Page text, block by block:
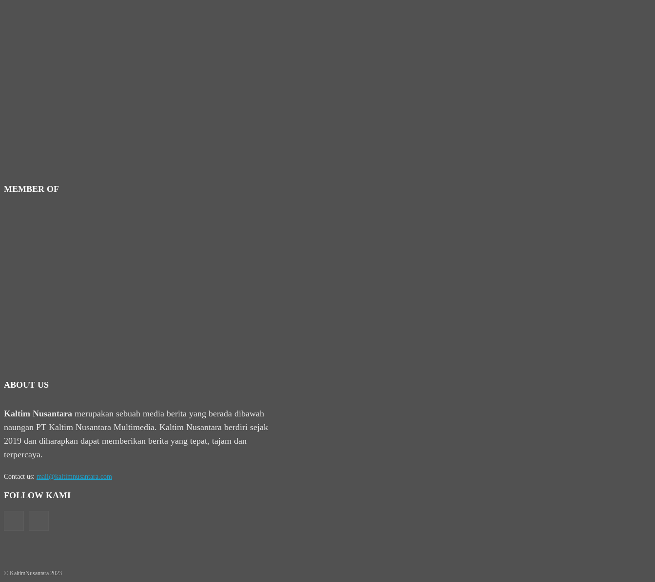
MEMBER OF
ABOUT US
Kaltim Nusantara merupakan sebuah media berita yang berada dibawah
naungan PT Kaltim Nusantara Multimedia. Kaltim Nusantara berdiri sejak
2019 dan diharapkan dapat memberikan berita yang tepat, tajam dan
terpercaya.
Contact us: mail@kaltimnusantara.com
FOLLOW KAMI
© KaltimNusantara 2023